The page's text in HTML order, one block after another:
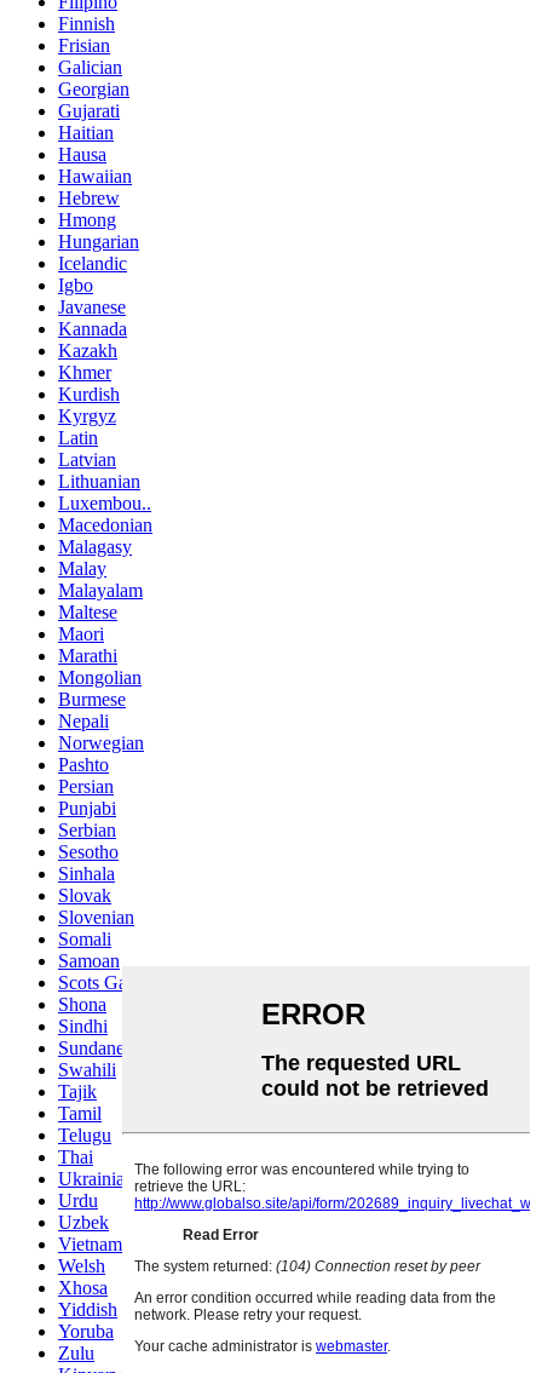
Finnish
Frisian
Galician
Georgian
Gujarati
Haitian
Hausa
Hawaiian
Hebrew
Hmong
Hungarian
Icelandic
Igbo
Javanese
Kannada
Kazakh
Khmer
Kurdish
Kyrgyz
Latin
Latvian
Lithuanian
Luxembou..
Macedonian
Malagasy
Malay
Malayalam
Maltese
Maori
Marathi
Mongolian
Burmese
Nepali
Norwegian
Pashto
Persian
Punjabi
Serbian
Sesotho
Sinhala
Slovak
Slovenian
Somali
Samoan
Scots Gaelic
Shona
Sindhi
Sundanese
Swahili
Tajik
Tamil
Telugu
Thai
Ukrainian
Urdu
Uzbek
Vietnamese
Welsh
Xhosa
Yiddish
Yoruba
Zulu